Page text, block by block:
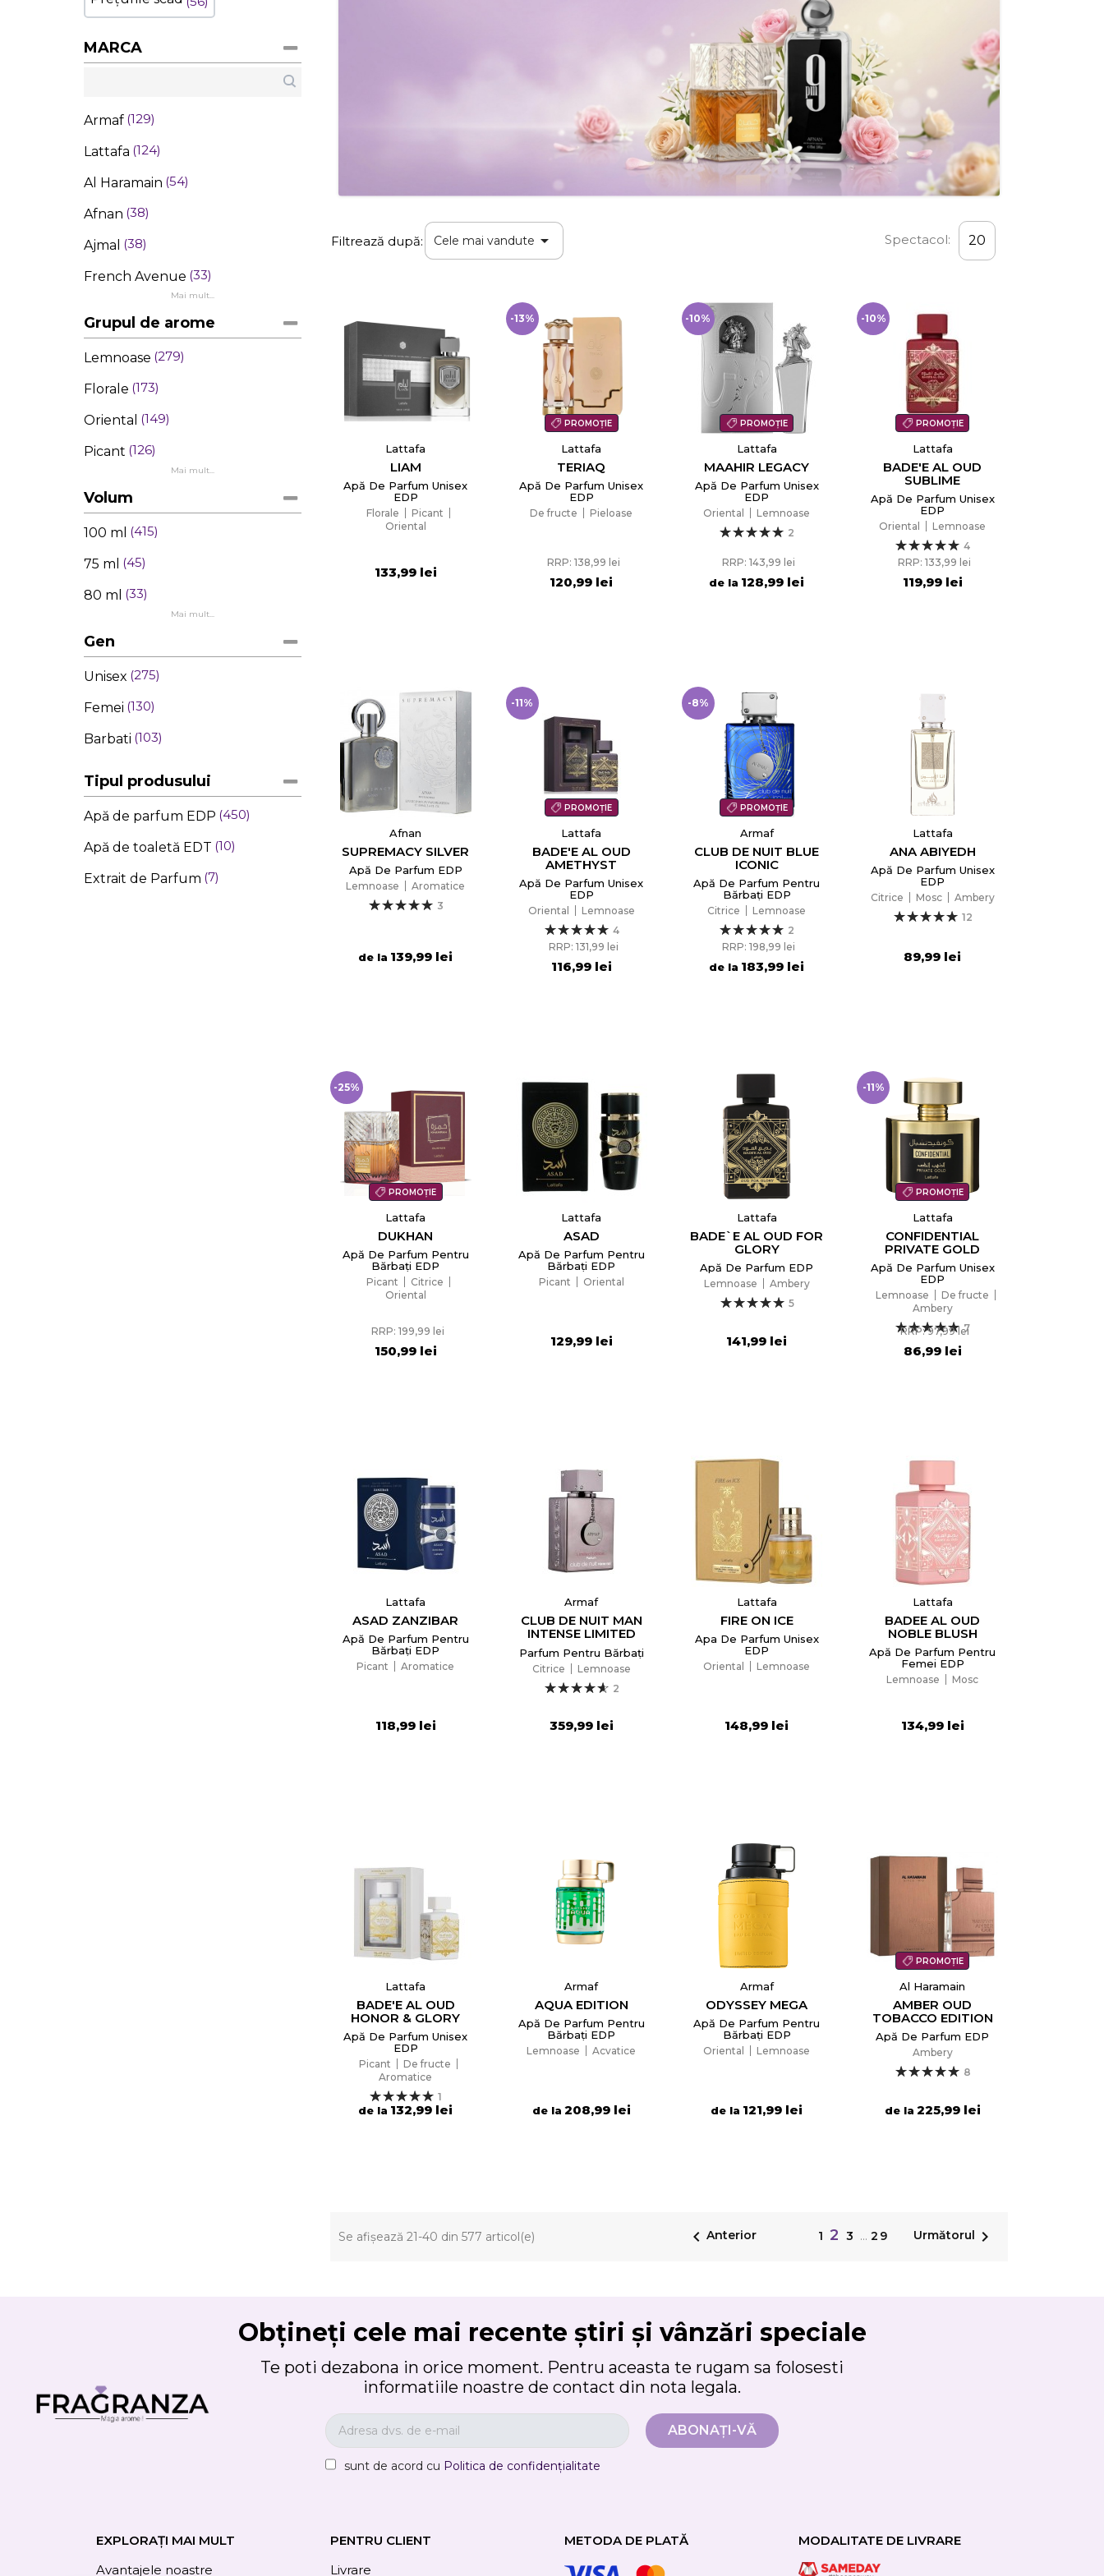
MARCA
Armaf 129
Lattafa 124
Al Haramain 54
Afnan 38
Ajmal 38
French Avenue 33
Mai mult...
Grupul de arome
Lemnoase 279
Florale 173
Oriental 149
Picant 126
Mai mult...
Volum
100 ml 415
75 ml 45
80 ml 33
Mai mult...
Gen
Unisex 275
Femei 130
Barbati 103
Tipul produsului
Apă de parfum EDP 450
Apă de toaletă EDT 10
Extrait de Parfum 7
Filtrează după: Cele mai vandute  Spectacol: 20
Lattafa
LIAM
Apă De Parfum Unisex
EDP
Florale
Picant
Oriental
133,99 lei
PROMOȚIE
-13%
Lattafa
TERIAQ
Apă De Parfum Unisex
EDP
De fructe Pieloase
RRP: 138,99 lei
120,99 lei
PROMOȚIE
-10%
Lattafa
MAAHIR LEGACY
Apă De Parfum Unisex
EDP
Oriental
Lemnoase
2
de la
RRP: 143,99 lei
128,99 lei
PROMOȚIE
-10%
Lattafa
BADE'E AL OUD
SUBLIME
Apă De Parfum Unisex
EDP
Oriental
Lemnoase
4
RRP: 133,99 lei
119,99 lei
Afnan
SUPREMACY SILVER
Apă De Parfum EDP
Lemnoase
Aromatice
3
de la 139,99 lei
PROMOȚIE
-11%
Lattafa
BADE'E AL OUD
AMETHYST
Apă De Parfum Unisex
EDP
Oriental
Lemnoase
4
RRP: 131,99 lei
116,99 lei
PROMOȚIE
-8%
Armaf
CLUB DE NUIT BLUE
ICONIC
Apă De Parfum Pentru
Bărbați EDP
Citrice
Lemnoase
2
de la
RRP: 198,99 lei
183,99 lei
Lattafa
ANA ABIYEDH
Apă De Parfum Unisex
EDP
Citrice Mosc
Ambery
12
89,99 lei
PROMOȚIE
-25%
Lattafa
DUKHAN
Apă De Parfum Pentru
Bărbați EDP
Picant
Citrice
Oriental
RRP: 199,99 lei
150,99 lei
Lattafa
ASAD
Apă De Parfum Pentru
Bărbați EDP
Picant Oriental
129,99 lei
Lattafa
BADE`E AL OUD FOR
GLORY
Apă De Parfum EDP
Lemnoase
Ambery
5
141,99 lei
PROMOȚIE
-11%
Lattafa
CONFIDENTIAL
PRIVATE GOLD
Apă De Parfum Unisex
EDP
Lemnoase
De fructe
Ambery
7
RRP: 97,99 lei
86,99 lei
Lattafa
ASAD ZANZIBAR
Apă De Parfum Pentru
Bărbați EDP
Picant Aromatice
118,99 lei
Armaf
CLUB DE NUIT MAN
INTENSE LIMITED
EDITION PARFUM
2024
Parfum Pentru Bărbați
Citrice
Lemnoase
2
359,99 lei
Lattafa
FIRE ON ICE
Apa De Parfum Unisex
EDP
Oriental Lemnoase
148,99 lei
Lattafa
BADEE AL OUD
NOBLE BLUSH
Apă De Parfum Pentru
Femei EDP
Lemnoase Mosc
134,99 lei
Lattafa
BADE'E AL OUD
HONOR & GLORY
Apă De Parfum Unisex
EDP
Picant
De fructe
Aromatice
1
de la 132,99 lei
Armaf
AQUA EDITION
Apă De Parfum Pentru
Bărbați EDP
Lemnoase Acvatice
de la 208,99 lei
Armaf
ODYSSEY MEGA
Apă De Parfum Pentru
Bărbați EDP
Oriental Lemnoase
de la 121,99 lei
PROMOȚIE
Al Haramain
AMBER OUD
TOBACCO EDITION
Apă De Parfum EDP
Ambery
8
de la 225,99 lei
Se afișează 21-40 din 577 articol(e)  Anterior 1 2 3 … 29 Următorul 
Obțineți cele mai recente știri și vânzări speciale
Te poti dezabona in orice moment. Pentru aceasta te rugam sa folosesti
informatiile noastre de contact din nota legala.
sunt de acord cu Politica de confidențialitate
EXPLORAȚI MAI MULT
Avantajele noastre
PENTRU CLIENT
Livrare
METODA DE PLATĂ MODALITATE DE LIVRARE
Creeaza o lista de dorinte ×
Numele listei de dorinte
Creeaza o lista de dorinte